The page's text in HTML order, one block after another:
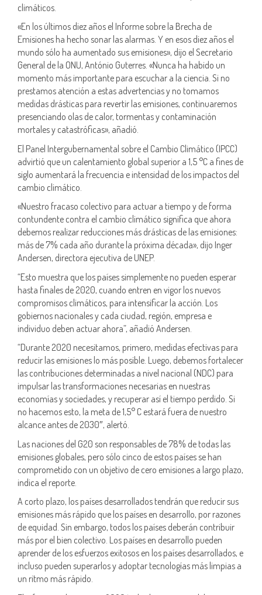
climáticos.
«En los últimos diez años el Informe sobre la Brecha de
Emisiones ha hecho sonar las alarmas. Y en esos diez años el
mundo sólo ha aumentado sus emisiones», dijo el Secretario
General de la ONU, António Guterres. «Nunca ha habido un
momento más importante para escuchar a la ciencia. Si no
prestamos atención a estas advertencias y no tomamos
medidas drásticas para revertir las emisiones, continuaremos
presenciando olas de calor, tormentas y contaminación
mortales y catastróficas», añadió.
El Panel Intergubernamental sobre el Cambio Climático (IPCC)
advirtió que un calentamiento global superior a 1,5 °C a fines de
siglo aumentará la frecuencia e intensidad de los impactos del
cambio climático.
«Nuestro fracaso colectivo para actuar a tiempo y de forma
contundente contra el cambio climático significa que ahora
debemos realizar reducciones más drásticas de las emisiones:
más de 7% cada año durante la próxima década», dijo Inger
Andersen, directora ejecutiva de UNEP.
“Esto muestra que los países simplemente no pueden esperar
hasta finales de 2020, cuando entren en vigor los nuevos
compromisos climáticos, para intensificar la acción. Los
gobiernos nacionales y cada ciudad, región, empresa e
individuo deben actuar ahora”, añadió Andersen.
“Durante 2020 necesitamos, primero, medidas efectivas para
reducir las emisiones lo más posible. Luego, debemos fortalecer
las contribuciones determinadas a nivel nacional (NDC) para
impulsar las transformaciones necesarias en nuestras
economías y sociedades, y recuperar así el tiempo perdido. Si
no hacemos esto, la meta de 1,5° C estará fuera de nuestro
alcance antes de 2030″, alertó.
Las naciones del G20 son responsables de 78% de todas las
emisiones globales, pero sólo cinco de estos países se han
comprometido con un objetivo de cero emisiones a largo plazo,
indica el reporte.
A corto plazo, los países desarrollados tendrán que reducir sus
emisiones más rápido que los países en desarrollo, por razones
de equidad. Sin embargo, todos los países deberán contribuir
más por el bien colectivo. Los países en desarrollo pueden
aprender de los esfuerzos exitosos en los países desarrollados, e
incluso pueden superarlos y adoptar tecnologías más limpias a
un ritmo más rápido.